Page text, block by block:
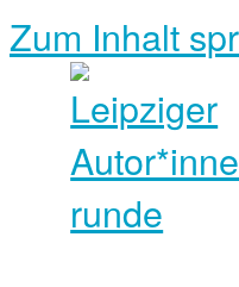
Zum Inhalt